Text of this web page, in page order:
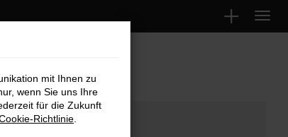
mit Ihnen zu
wenn Sie uns Ihre
für die Zukunft
Richtlinie